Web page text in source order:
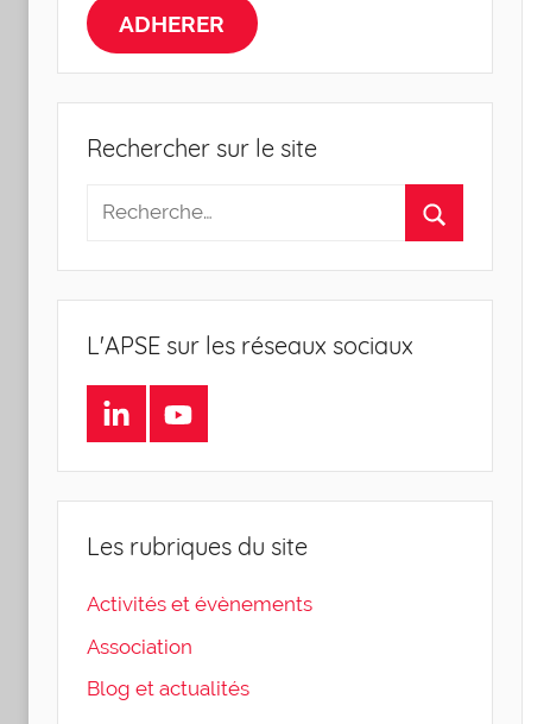
Sociologie
de
l'Entreprise
ADHERER
Rechercher sur le site
L'APSE sur les réseaux sociaux
LinkedInYoutube
Les rubriques du site
Activités et évènements
Association
Blog et actualités